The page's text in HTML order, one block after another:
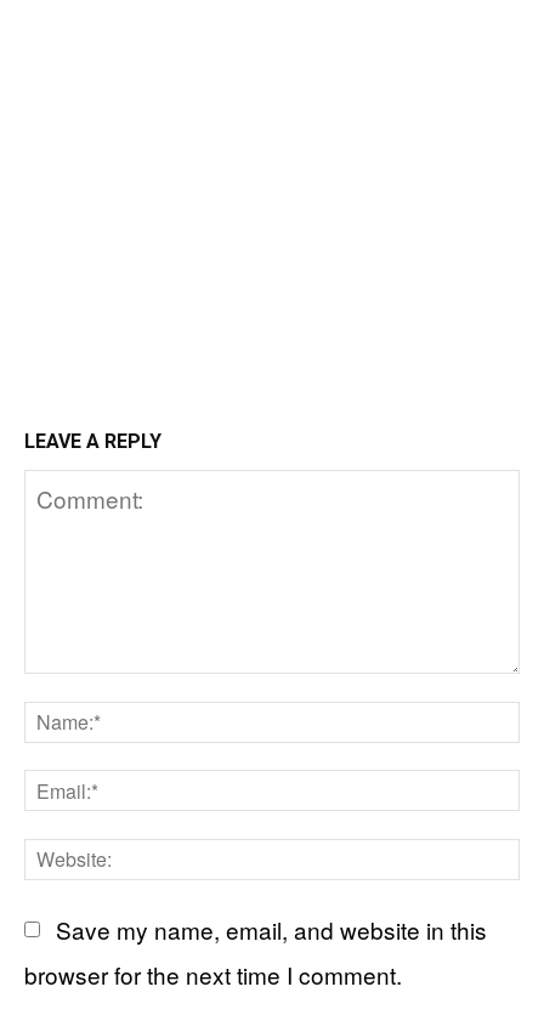
LEAVE A REPLY
Save my name, email, and website in this
browser for the next time I comment.